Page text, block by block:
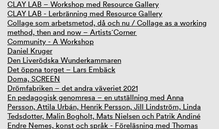
CLAY LAB – Workshop med Resource Gallery
CLAY LAB - Lerbränning med Resource Gallery
Collage som arbetsmetod, då och nu / Collage as a working
method, then and now – Artists´Corner
Community - A Workshop
Daniel Kruger
Den Liverödska Wunderkammaren
Det öppna torget – Lars Embäck
Doma, SCREEN
Drömfabriken – det andra väveriet 2021
En pedagogisk genomresa – en utställning med Anna
Persson, Attila Urbán, Henrik Persson, Jill Lindström, Linda
Tedsdotter, Malin Bogholt, Mats Nielsen och Patrik Andiné
Endre Nemes, konst och språk - Föreläsning med Thomas